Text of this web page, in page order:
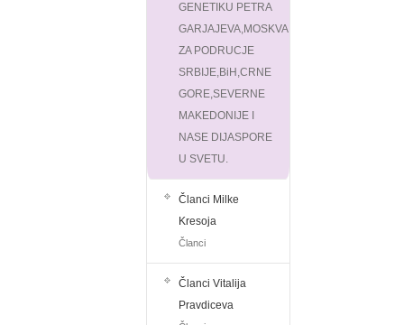
GENETIKU PETRA
GARJAJEVA,MOSKVA
ZA PODRUCJE
SRBIJE,BiH,CRNE
GORE,SEVERNE
MAKEDONIJE I
NASE DIJASPORE
U SVETU.
Članci Milke
Kresoja
Članci
Članci Vitalija
Pravdiceva